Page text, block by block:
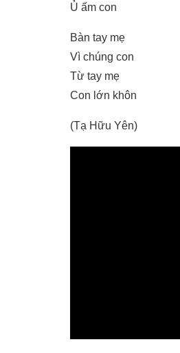
Ủ ấm con
Bàn tay mẹ
Vì chúng con
Từ tay mẹ
Con lớn khôn
(Tạ Hữu Yên)